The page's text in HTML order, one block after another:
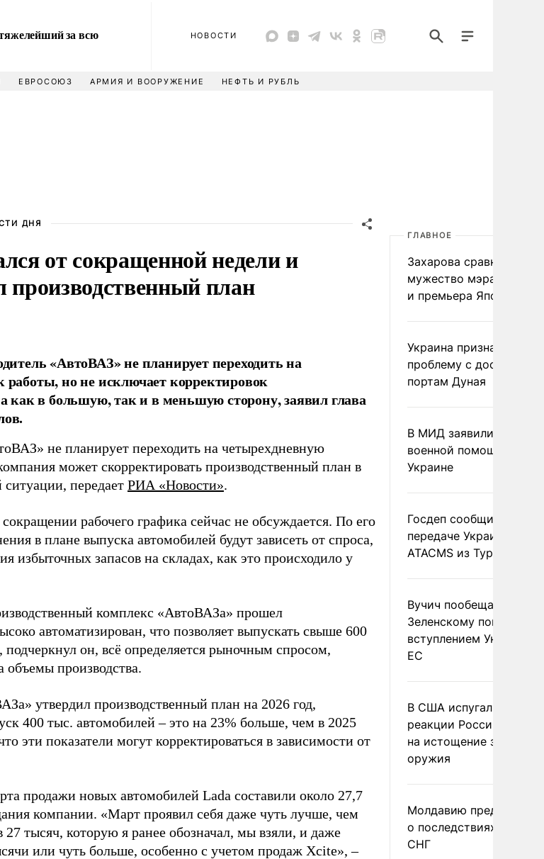
за всю
НОВОСТИ
ЕВРОСОЮЗ АРМИЯ И ВООРУЖЕНИЕ НЕФТЬ И РУБЛЬ
ДНЯ
от сокращенной недели и
производственный план
«АвтоВАЗ» не планирует переходить на
но не исключает корректировок
как в большую, так и в меньшую сторону, заявил глава
не планирует переходить на четырехдневную
может скорректировать производственный план в
передает РИА «Новости».
рабочего графика сейчас не обсуждается. По его
в плане выпуска автомобилей будут зависеть от спроса,
избыточных запасов на складах, как это происходило у
комплекс «АвтоВАЗа» прошел
автоматизирован, что позволяет выпускать свыше 600
он, всё определяется рыночным спросом,
объемы производства.
утвердил производственный план на 2026 год,
400 тыс. автомобилей – это на 23% больше, чем в 2025
эти показатели могут корректироваться в зависимости от
продажи новых автомобилей Lada составили около 27,7
компании. «Март проявил себя даже чуть лучше, чем
тысяч, которую я ранее обозначал, мы взяли, и даже
или чуть больше, особенно с учетом продаж Xcite», –
ГЛАВНОЕ
Захарова сравнила
мужество мэра
и премьера Японии
Украина признала
проблему с доступом к
портам Дуная
В МИД заявили о
военной помощи
Украине
Госдеп сообщил о
передаче Украине
ATACMS из Турции
Вучич пообещал
Зеленскому помочь со
вступлением Украины в
ЕС
В США испугались
реакции России и
на истощение запасов
оружия
Молдавию
о последствиях выхода
СНГ